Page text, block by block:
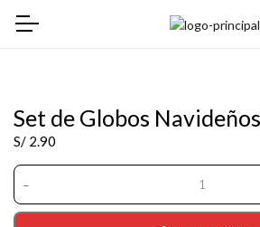
Set de Globos
S/ 2.90
-
de